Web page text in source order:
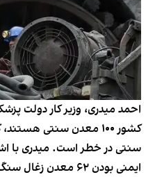
کشور ۱۰۰ معدن سنتی
سنتی در خطر است. میدری با
ایمنی بودن ۶۲ معدن